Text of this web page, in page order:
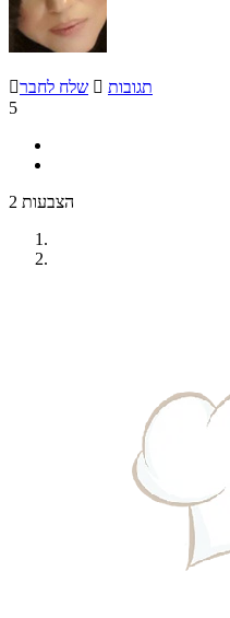
שלח לחבר  תגובות
5
2 הצבעות